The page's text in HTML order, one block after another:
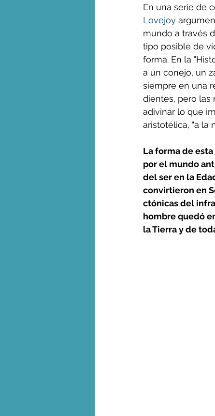
En una serie de
Lovejoy
mundo a través
tipo posible de
forma. En la
a un conejo, un
siempre en una
dientes, pero las
adivinar lo que
aristotélica, "a la
La forma de
por el mundo
del ser en la
convirtieron en
ctónicas del
hombre quedó
la Tierra y de